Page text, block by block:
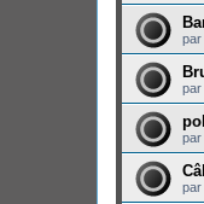
par
par
par
par